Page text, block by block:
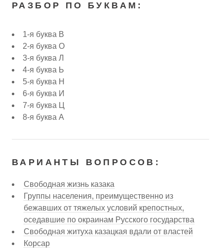
РАЗБОР ПО БУКВАМ:
1-я буква В
2-я буква О
3-я буква Л
4-я буква Ь
5-я буква Н
6-я буква И
7-я буква Ц
8-я буква А
ВАРИАНТЫ ВОПРОСОВ:
Свободная жизнь казака
Группы населения, преимущественно из
бежавших от тяжелых условий крепостных,
оседавшие по окраинам Русского государства
Свободная житуха казацкая вдали от властей
Корсар